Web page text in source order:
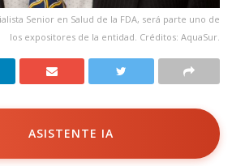
Senior en Salud de la FDA, será parte uno de
los expositores de la entidad. Créditos: AquaSur.
ASISTENTE IA